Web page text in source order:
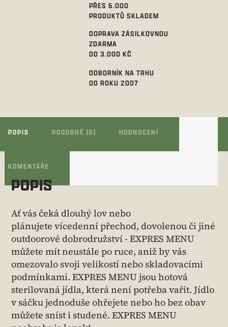
PŘES 6.000
PRODUKTŮ SKLADEM
DOPRAVA ZÁSILKOVNOU
ZDARMA
OD 3.000 KČ
ODBORNÍK NA TRHU
OD ROKU 2007
POPIS PODOBNÉ (6) HODNOCENÍ
KOMENTÁŘE
POPIS
Ať vás čeká dlouhý lov nebo
plánujete vícedenní přechod, dovolenou či jiné
outdoorové dobrodružství - EXPRES MENU
můžete mít neustále po ruce, aniž by vás
omezovalo svoji velikostí nebo skladovacími
podmínkami. EXPRES MENU jsou hotová
sterilovaná jídla, která není potřeba vařit. Jídlo
v sáčku jednoduše ohřejete nebo ho bez obav
můžete sníst i studené. EXPRES MENU